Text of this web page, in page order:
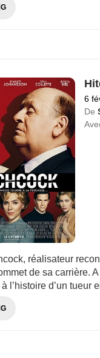
6
De
réalisateur
de sa carrière.
l’histoire d’un tueur